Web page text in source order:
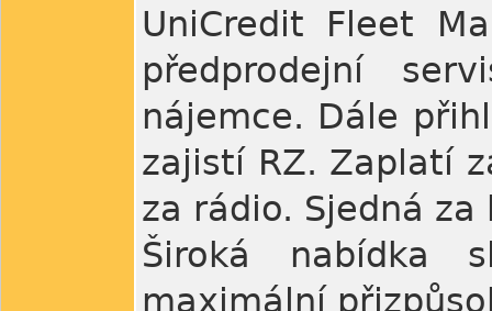
UniCredit Fleet
předprodejní
nájemce. Dále
zajistí RZ. Zaplatí
za rádio. Sjedná
Široká nabídka
maximální